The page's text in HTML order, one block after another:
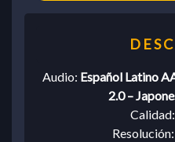
Audio: Español Latino
2.0 –
Calidad:
Resolución: